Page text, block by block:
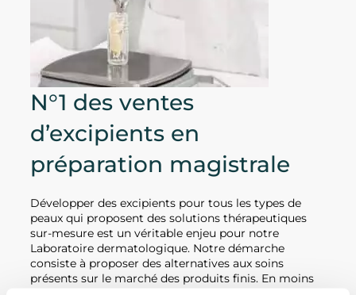
N°1 des ventes
d’excipients en
préparation magistrale
Développer des excipients pour tous les types de
peaux qui proposent des solutions thérapeutiques
sur-mesure est un véritable enjeu pour notre
Laboratoire dermatologique. Notre démarche
consiste à proposer des alternatives aux soins
présents sur le marché des produits finis. En moins